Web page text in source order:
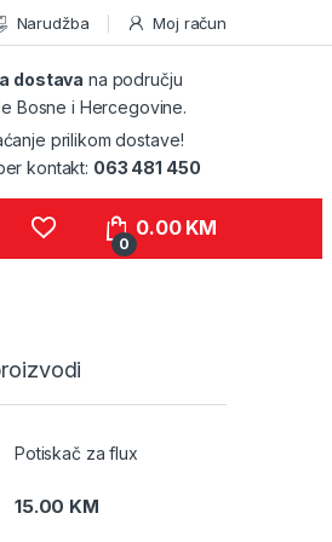
Narudžba Moj račun
dostava na području
Bosne i Hercegovine.
prilikom dostave!
kontakt: 063 481 450
0
0.00 KM
Potiskač za flux
15.00 KM